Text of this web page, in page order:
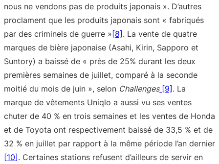
nous ne vendons pas de produits japonais ». D’autres
proclament que les produits japonais sont « fabriqués
par des criminels de guerre »[8]. La vente de quatre
marques de bière japonaise (Asahi, Kirin, Sapporo et
Suntory) a baissé de « près de 25% durant les deux
premières semaines de juillet, comparé à la seconde
moitié du mois de juin », selon Challenges[9]. La
marque de vêtements Uniqlo a aussi vu ses ventes
chuter de 40 % en trois semaines et les ventes de Honda
et de Toyota ont respectivement baissé de 33,5 % et de
32 % en juillet par rapport à la même période l’an dernier
[10]. Certaines stations refusent d’ailleurs de servir en